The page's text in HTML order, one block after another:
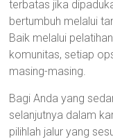
terbatas jika
bertumbuh melalui
Baik melalui
komunitas, setiap
masing-masing.
Bagi Anda yang
selanjutnya dalam
pilihlah jalur yang